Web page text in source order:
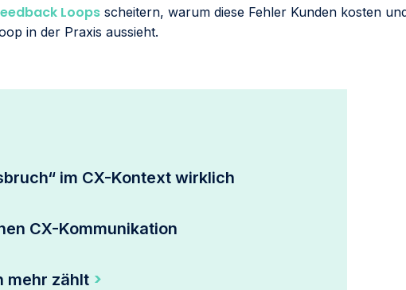
Loops scheitern, warum diese Fehler Kunden kosten
in der Praxis aussieht.
im CX-Kontext wirklich
CX-Kommunikation
mehr zählt